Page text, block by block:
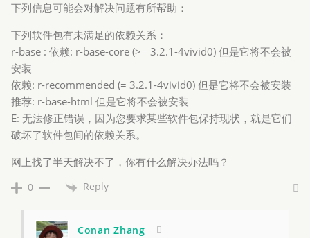
下列信息可能会对解决问题有所帮助：
下列软件包有未满足的依赖关系：
r-base : 依赖: r-base-core (>= 3.2.1-4vivid0) 但是它将不会被
安装
依赖: r-recommended (= 3.2.1-4vivid0) 但是它将不会被安装
推荐: r-base-html 但是它将不会被安装
E: 无法修正错误，因为您要求某些软件包保持现状，就是它们
破坏了软件包间的依赖关系。
网上找了半天解决不了，你有什么解决办法吗？
0 Reply
Conan Zhang